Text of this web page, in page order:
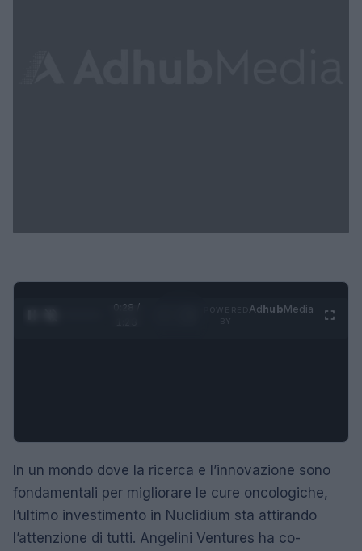
0:29 /
AdhubMedia
In un mondo dove la ricerca e l’innovazione sono
fondamentali per migliorare le cure oncologiche,
l’ultimo investimento in Nuclidium sta attirando
l’attenzione di tutti. Angelini Ventures ha co-